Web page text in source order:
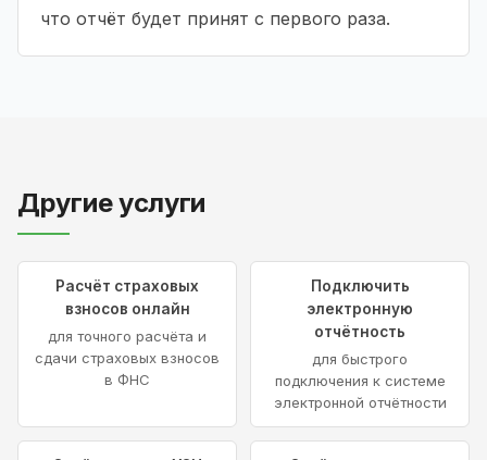
что отчёт будет принят с первого раза.
Другие услуги
Расчёт страховых
взносов онлайн
для точного расчёта и
сдачи страховых взносов
в ФНС
Подключить
электронную
отчётность
для быстрого
подключения к системе
электронной отчётности